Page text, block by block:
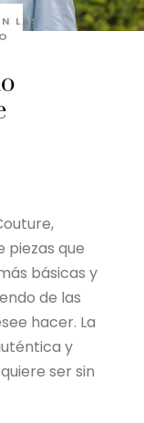
LAS
piezas que
básicas y
de las
hacer. La
y
ser sin